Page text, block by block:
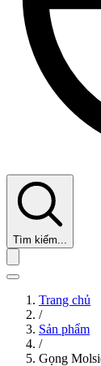
Tìm kiếm...
Trang chủ
/
Sản phẩm
/
Gọng